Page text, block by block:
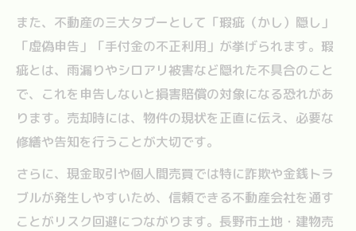
また、不動産の三大タブーとして「瑕疵（かし）隠し」
「虚偽申告」「手付金の不正利用」が挙げられます。瑕
疵とは、雨漏りやシロアリ被害など隠れた不具合のこと
で、これを申告しないと損害賠償の対象になる恐れがあ
ります。売却時には、物件の現状を正直に伝え、必要な
修繕や告知を行うことが大切です。
さらに、現金取引や個人間売買では特に詐欺や金銭トラ
ブルが発生しやすいため、信頼できる不動産会社を通す
ことがリスク回避につながります。長野市土地・建物売